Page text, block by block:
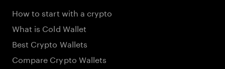
How to start with a crypto
What is Cold Wallet
Best Crypto Wallets
Compare Crypto Wallets